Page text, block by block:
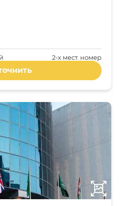
2-x мест. номер